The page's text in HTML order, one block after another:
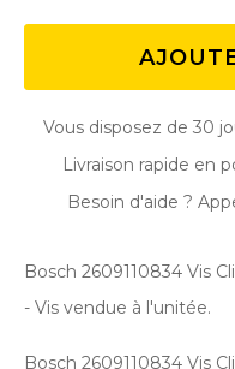
Vous disposez de 30
Livraison rapide en
Besoin d'aide ?
Bosch 2609110834 Vis
- Vis vendue à l'unitée.
Bosch 2609110834 Vis